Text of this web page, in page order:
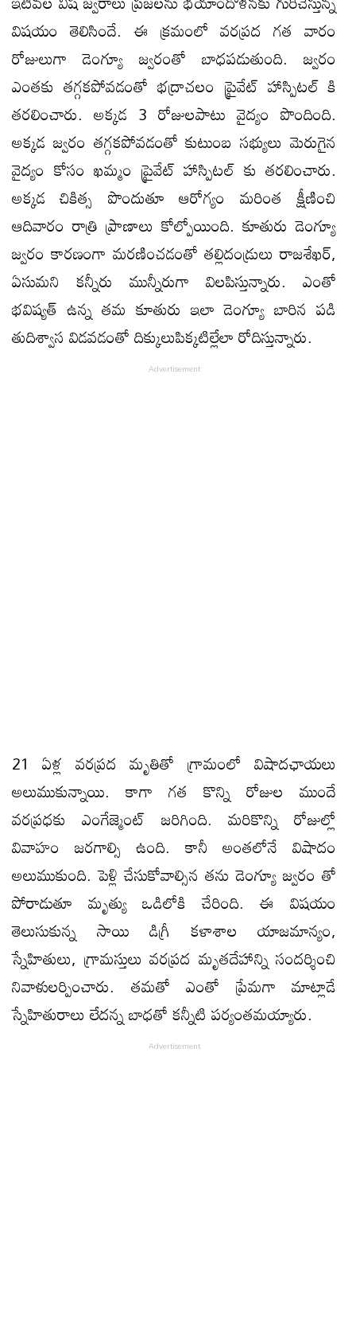
విషయం తెలిసిందే. ఈ క్రమంలో వరప్రద గత వారం
రోజులుగా డెంగ్యూ జ్వరంతో బాధపడుతుంది. జ్వరం
ఎంతకు తగ్గకపోవడంతో భద్రాచలం ప్రైవేట్ హాస్పిటల్ కి
తరలించారు. అక్కడ 3 రోజులపాటు వైద్యం పొందింది.
అక్కడ జ్వరం తగ్గకపోవడంతో కుటుంబ సభ్యులు మెరుగైన
వైద్యం కోసం ఖమ్మం ప్రైవేట్ హాస్పిటల్ కు తరలించారు.
అక్కడ చికిత్స పొందుతూ ఆరోగ్యం మరింత క్షీణించి
ఆదివారం రాత్రి ప్రాణాలు కోల్పోయింది. కూతురు డెంగ్యూ
జ్వరం కారణంగా మరణించడంతో తల్లిదండ్రులు రాజశేఖర్,
ఏసుమని కన్నీరు మున్నీరుగా విలపిస్తున్నారు. ఎంతో
భవిష్యత్ ఉన్న తమ కూతురు ఇలా డెంగ్యూ బారిన పడి
తుదిశ్వాస విడవడంతో దిక్కులుపిక్కటిల్లేలా రోదిస్తున్నారు.
21 ఏళ్ల వరప్రద మృతితో గ్రామంలో విషాదఛాయలు
అలుముకున్నాయి. కాగా గత కొన్ని రోజుల ముందే
వరప్రధకు ఎంగేజ్మెంట్ జరిగింది. మరికొన్ని రోజుల్లో
వివాహం జరగాల్సి ఉంది. కానీ అంతలోనే విషాదం
అలుముకుంది. పెళ్లి చేసుకోవాల్సిన తను డెంగ్యూ జ్వరం తో
పోరాడుతూ మృత్యు ఒడిలోకి చేరింది. ఈ విషయం
తెలుసుకున్న సాయి డిగ్రీ కళాశాల యాజమాన్యం,
స్నేహితులు, గ్రామస్తులు వరప్రద మృతదేహాన్ని సందర్శించి
నివాళులర్పించారు. తమతో ఎంతో ప్రేమగా మాట్లాడే
స్నేహితురాలు లేదన్న బాధతో కన్నీటి పర్యంతమయ్యారు.